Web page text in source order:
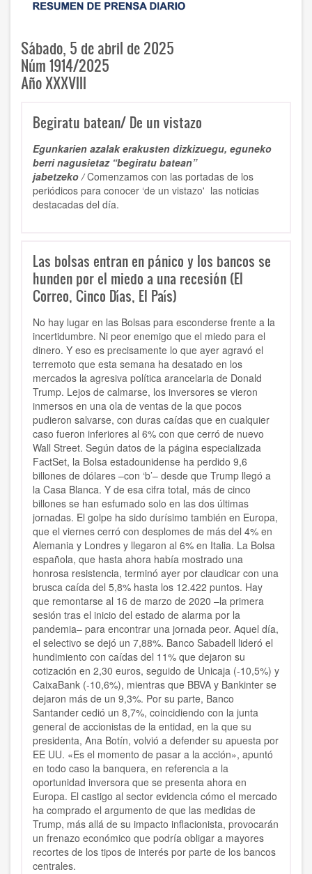
Sábado, 5 de abril de 2025
Núm 1914/2025
Año XXXVIII
Begiratu batean/ De un vistazo
Egunkarien azalak erakusten dizkizuegu, eguneko
berri nagusietaz “begiratu batean”
jabetzeko /Comenzamos con las portadas de los
periódicos para conocer ‘de un vistazo' las noticias
destacadas del día.
Las bolsas entran en pánico y los bancos se
hunden por el miedo a una recesión (El
Correo, Cinco Días, El País)
No hay lugar en las Bolsas para esconderse frente a la
incertidumbre. Ni peor enemigo que el miedo para el
dinero. Y eso es precisamente lo que ayer agravó el
terremoto que esta semana ha desatado en los
mercados la agresiva política arancelaria de Donald
Trump. Lejos de calmarse, los inversores se vieron
inmersos en una ola de ventas de la que pocos
pudieron salvarse, con duras caídas que en cualquier
caso fueron inferiores al 6% con que cerró de nuevo
Wall Street. Según datos de la página especializada
FactSet, la Bolsa estadounidense ha perdido 9,6
billones de dólares –con ‘b’– desde que Trump llegó a
la Casa Blanca. Y de esa cifra total, más de cinco
billones se han esfumado solo en las dos últimas
jornadas. El golpe ha sido durísimo también en Europa,
que el viernes cerró con desplomes de más del 4% en
Alemania y Londres y llegaron al 6% en Italia. La Bolsa
española, que hasta ahora había mostrado una
honrosa resistencia, terminó ayer por claudicar con una
brusca caída del 5,8% hasta los 12.422 puntos. Hay
que remontarse al 16 de marzo de 2020 –la primera
sesión tras el inicio del estado de alarma por la
pandemia– para encontrar una jornada peor. Aquel día,
el selectivo se dejó un 7,88%. Banco Sabadell lideró el
hundimiento con caídas del 11% que dejaron su
cotización en 2,30 euros, seguido de Unicaja (-10,5%) y
CaixaBank (-10,6%), mientras que BBVA y Bankinter se
dejaron más de un 9,3%. Por su parte, Banco
Santander cedió un 8,7%, coincidiendo con la junta
general de accionistas de la entidad, en la que su
presidenta, Ana Botín, volvió a defender su apuesta por
EE UU. «Es el momento de pasar a la acción», apuntó
en todo caso la banquera, en referencia a la
oportunidad inversora que se presenta ahora en
Europa. El castigo al sector evidencia cómo el mercado
ha comprado el argumento de que las medidas de
Trump, más allá de su impacto inflacionista, provocarán
un frenazo económico que podría obligar a mayores
recortes de los tipos de interés por parte de los bancos
centrales.